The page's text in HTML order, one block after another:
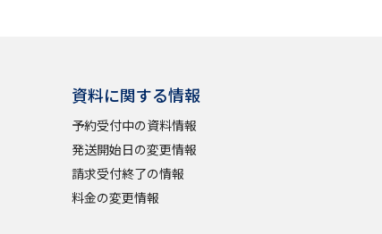
資料に関する情報
予約受付中の資料情報
発送開始日の変更情報
請求受付終了の情報
料金の変更情報